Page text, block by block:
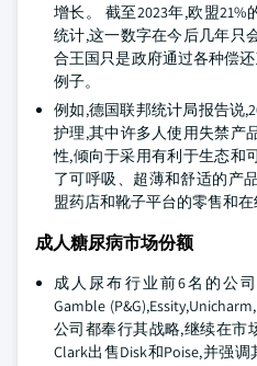
增长。 截至2023年,欧盟
统计,这一数字在今后几年只
合王国只是政府通过各种偿
例子。
例如,德国联邦统计局报告说
护理,其中许多人使用失禁产
性,倾向于采用有利于生态和
了可呼吸、超薄和舒适的产
盟药店和靴子平台的零售和
成人糖尿病市场份额
成人尿布行业前6名的公司
Gamble
公司都奉行其战略,继续在市
Clark出售Disk和Poise,并强